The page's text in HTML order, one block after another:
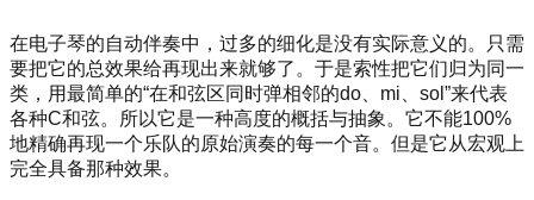
在电子琴的自动伴奏中，过多的细化是没有实际意义的。只需
要把它的总效果给再现出来就够了。于是索性把它们归为同一
类，用最简单的“在和弦区同时弹相邻的do、mi、sol”来代表
各种C和弦。所以它是一种高度的概括与抽象。它不能100%
地精确再现一个乐队的原始演奏的每一个音。但是它从宏观上
完全具备那种效果。